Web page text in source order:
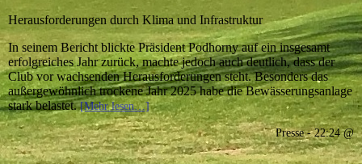
Herausforderungen durch Klima und Infrastruktur
In seinem Bericht blickte Präsident Podhorny auf ein insgesamt
erfolgreiches Jahr zurück, machte jedoch auch deutlich, dass der
Club vor wachsenden Herausforderungen steht. Besonders das
außergewöhnlich trockene Jahr 2025 habe die Bewässerungsanlage
stark belastet.[Mehr lesen…]
Presse - 22:24 @